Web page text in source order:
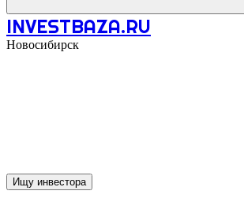
INVESTBAZA.RU
Новосибирск
Ищу инвестора